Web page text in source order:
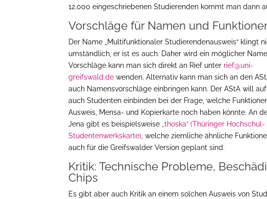
12.000 eingeschriebenen Studierenden kommt man dann
Vorschläge für Namen und
Der Name „Multifunktionaler Studierendenausweis“ klingt
umständlich, er ist es auch. Daher wird ein möglicher
Vorschläge kann man sich direkt an Rief unter rief@uni-
greifswald.de wenden. Alternativ kann man sich an den
auch Namensvorschläge einbringen kann. Der AStA will
auch Studenten einbinden bei der Frage, welche
Ausweis, Mensa- und Kopierkarte noch haben könnte. An
Jena gibt es beispielsweise „thoska“ (Thüringer Hochschul-
Studentenwerkskarte), welche ziemliche ähnliche
auch für die Greifswalder Version geplant sind.
Kritik: Technische Probleme,
Chips
Es gibt aber auch Kritik an einem solchen Ausweis von